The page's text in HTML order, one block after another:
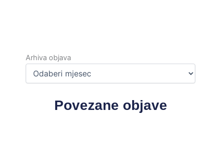
Arhiva objava
Povezane objave